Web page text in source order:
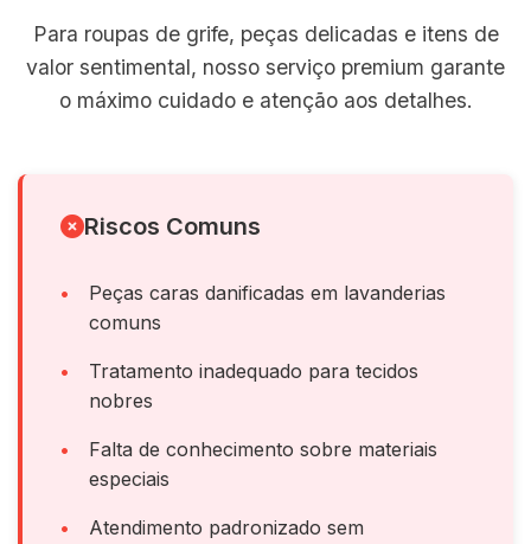
Para roupas de grife, peças delicadas e itens de
valor sentimental, nosso serviço premium garante
o máximo cuidado e atenção aos detalhes.
Riscos Comuns
Peças caras danificadas em lavanderias
comuns
Tratamento inadequado para tecidos
nobres
Falta de conhecimento sobre materiais
especiais
Atendimento padronizado sem